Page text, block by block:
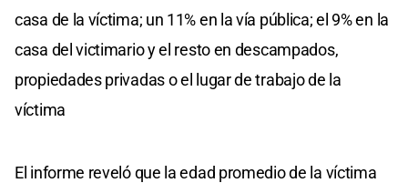
casa de la víctima; un 11% en la vía pública; el 9% en la
casa del victimario y el resto en descampados,
propiedades privadas o el lugar de trabajo de la
víctima
El informe reveló que la edad promedio de la víctima